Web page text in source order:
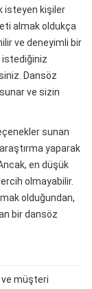
isteyen kişiler
almak oldukça
ve deneyimli bir
istediğiniz
Dansöz
ve sizin
sunan
yaparak
en düşük
olmayabilir.
olduğundan,
bir dansöz
ve müşteri